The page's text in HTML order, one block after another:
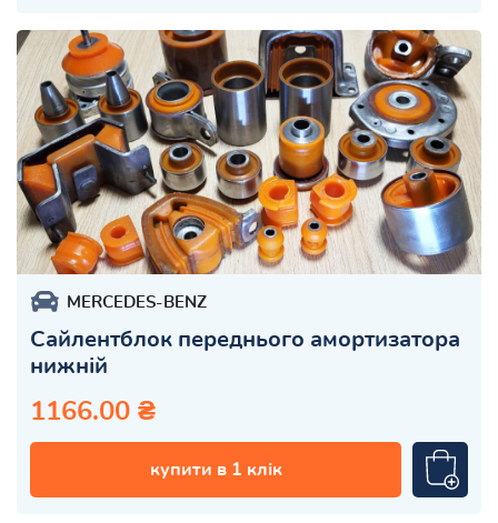
MERCEDES-BENZ
Сайлентблок переднього амортизатора
нижній
1166.00 ₴
купити в 1 клік